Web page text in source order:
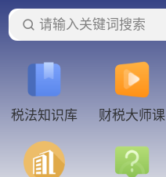
请输入关键词搜索
税法知识库 财税大师课